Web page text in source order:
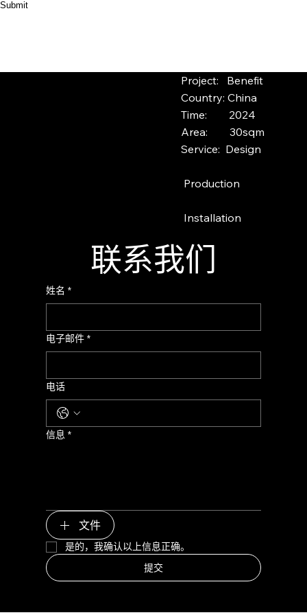
Submit
Project: Benefit
Country: China
Time: 2024
Area: 30sqm
Service: Design
Production
Installation
联系我们
姓名 *
电子邮件 *
电话
信息 *
文件
是的，我确认以上信息正确。
提交